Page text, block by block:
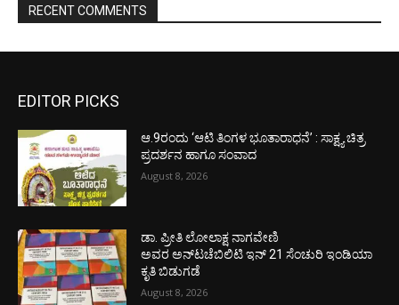
RECENT COMMENTS
EDITOR PICKS
ಆ.9ರಂದು ‘ಆಟಿ ತಿಂಗಳ ಭೂತಾರಾಧನೆ’ : ಸಾಕ್ಷ್ಯ ಚಿತ್ರ
ಪ್ರದರ್ಶನ ಹಾಗೂ ಸಂವಾದ
August 8, 2026
ಡಾ. ಪ್ರೀತಿ ಲೋಲಾಕ್ಷ ನಾಗವೇಣಿ
ಅವರ ಅನ್‌ಟಚೆಬಿಲಿಟಿ ಇನ್ 21 ಸೆಂಚುರಿ ಇಂಡಿಯಾ
ಕೃತಿ ಬಿಡುಗಡೆ
August 8, 2026